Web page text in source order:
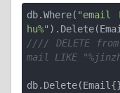
db.Where( "email
hu%"
//// DELETE
mail LIKE